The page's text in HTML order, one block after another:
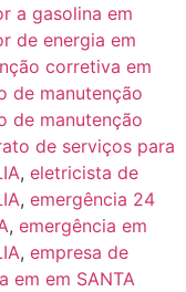
a gasolina em
de energia em
corretiva em
de manutenção
de manutenção
de serviços para
, eletricista de
, emergência 24
, emergência em
, empresa de
em em SANTA